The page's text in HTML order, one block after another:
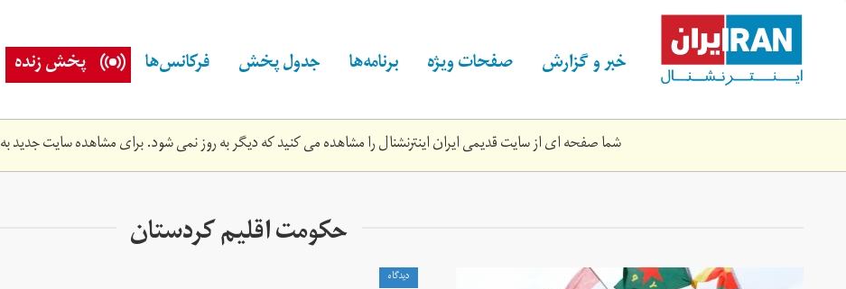
content خبر و گزارش صفحات ویژه برنامه‌ها جدول پخش فرکانس‌ها پخش زنده
شما صفحه ای از سایت قدیمی ایران اینترنشنال را مشاهده می کنید که دیگر به روز نمی شود. برای مشاهده سایت جدید به
حکومت اقلیم کردستان
دیدگاه